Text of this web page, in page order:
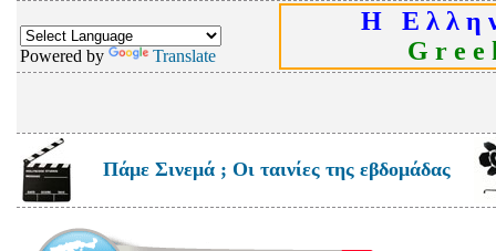
Powered by Translate
Η Ε λ λ η
G r e e
Πάμε Σινεμά ; Οι ταινίες της εβδομάδας